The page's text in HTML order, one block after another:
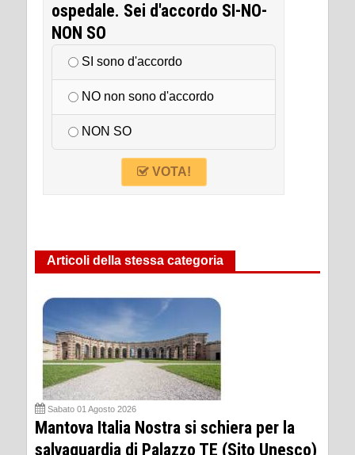
ospedale. Sei d'accordo SI-NO-
NON SO
SI sono d'accordo
NO non sono d'accordo
NON SO
VOTA!
Articoli della stessa categoria
Sabato 01 Agosto 2026
Mantova Italia Nostra si schiera per la
salvaguardia di Palazzo TE (Sito Unesco)